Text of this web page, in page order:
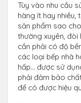
Tùy vào nhu cầu
hàng ít hay nhiều,
sản phẩm sao
thường xuyên,
cần phải có độ
các loại bếp nhà
hấp… được sử
phải đảm bảo
để có được hiệu